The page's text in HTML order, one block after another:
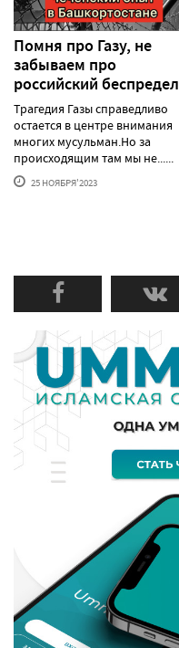
Помня про Газу, не
забываем про
российский беспредел
Трагедия Газы справедливо
остается в центре внимания
многих мусульман.Но за
происходящим там мы не......
25 НОЯБРЯ'2023